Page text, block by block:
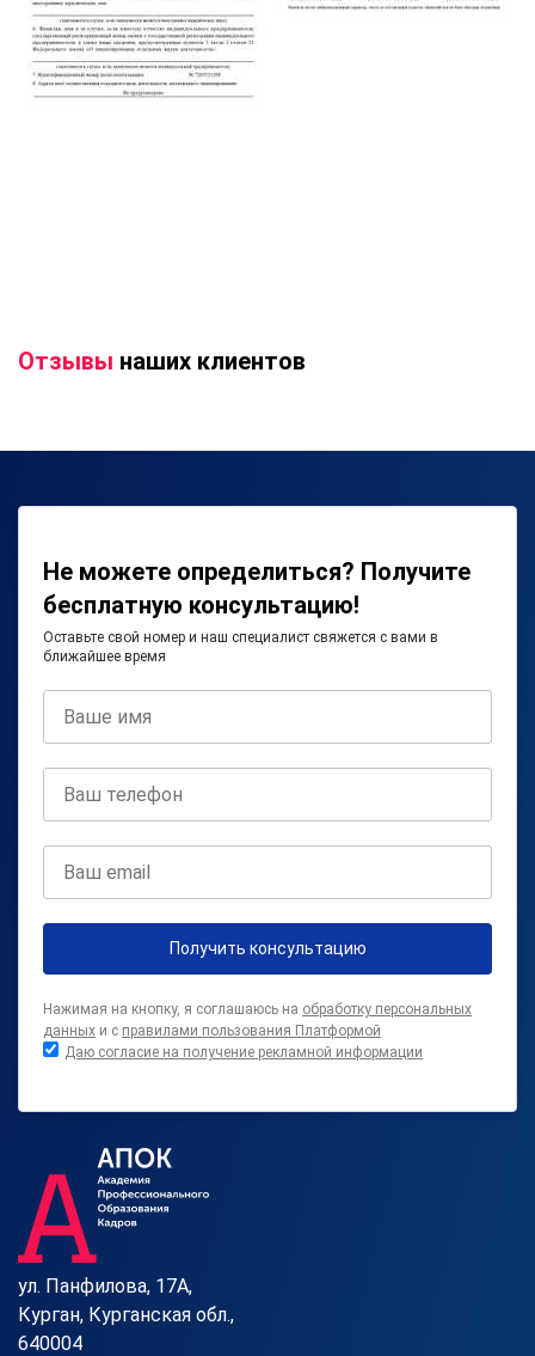
Отзывы наших клиентов
Не можете определиться? Получите
бесплатную консультацию!
Оставьте свой номер и наш специалист свяжется с вами в
ближайшее время
Получить консультацию
Нажимая на кнопку, я соглашаюсь на обработку персональных
данных и с правилами пользования Платформой
Даю согласие на получение рекламной информации
ул. Панфилова, 17А,
Курган, Курганская обл.,
640004